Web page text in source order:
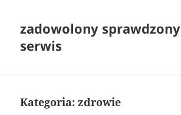
zadowolony sprawdzony
serwis
Kategoria:zdrowie